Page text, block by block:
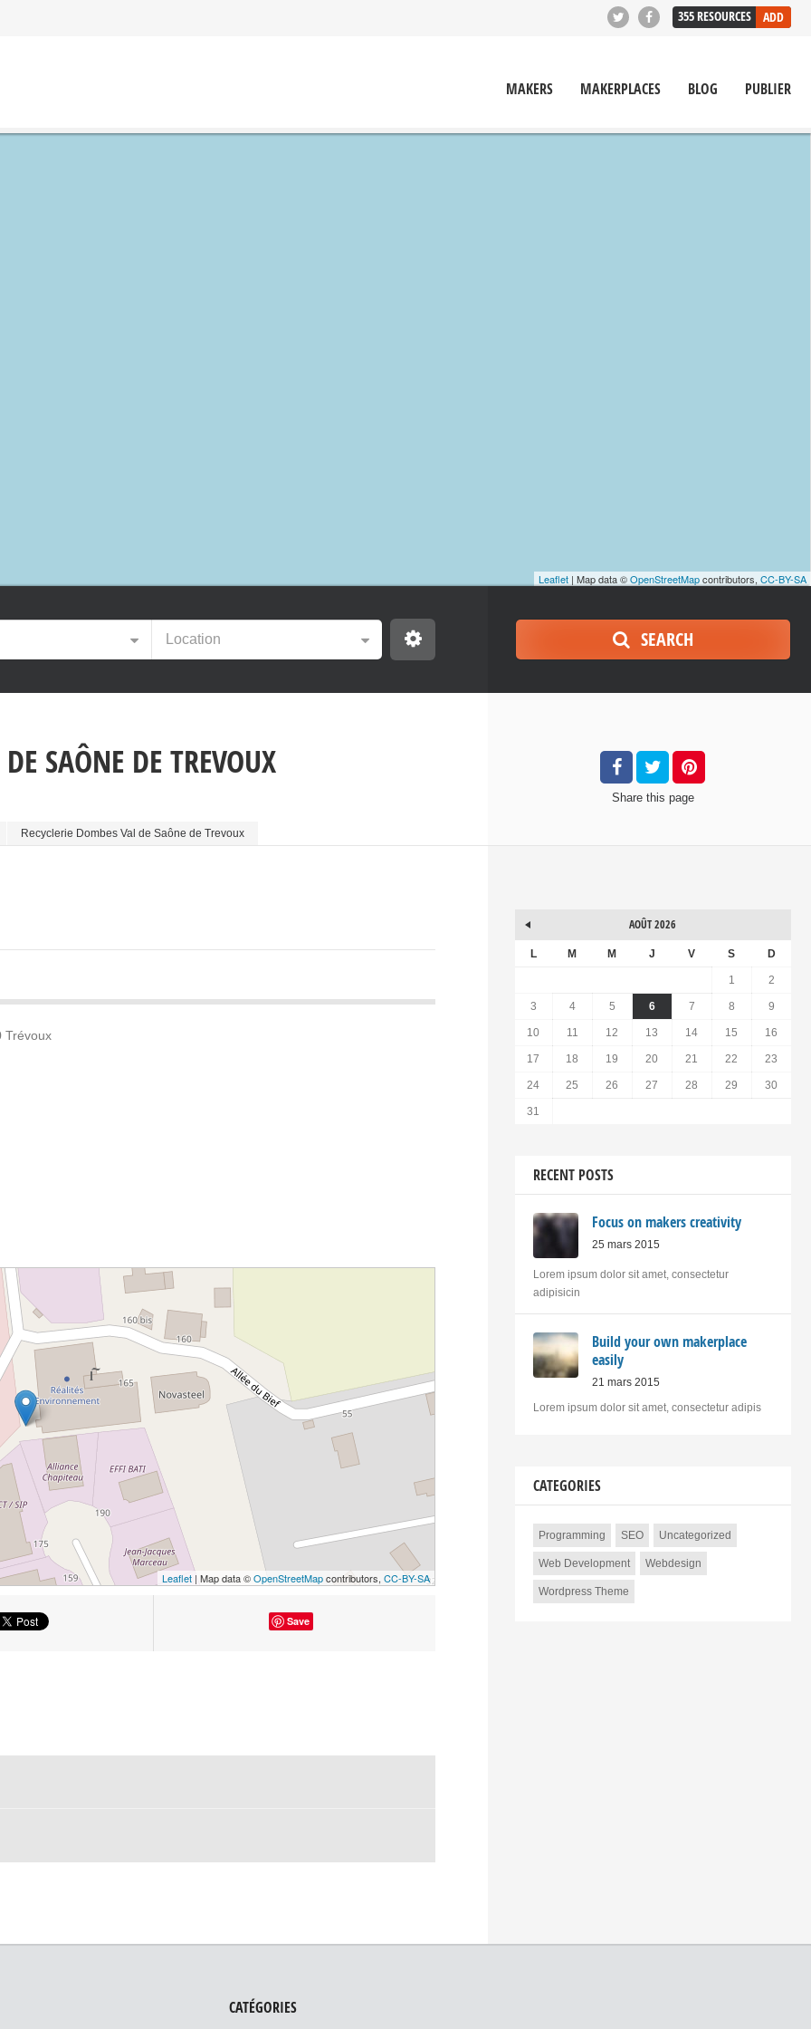
355RESOURCES ADD
MAKERS MAKERPLACES BLOG PUBLIER
Leaflet | Map data ©OpenStreetMapcontributors, CC-BY-SA
Location SEARCH
SAÔNE DE TREVOUX
Recyclerie Dombes Val de Saône de Trevoux
Share this page
Trévoux
Leaflet | Map data ©OpenStreetMapcontributors,CC-BY-SA
Save
AOÛT 2026
L M M J V S D
1 2
3 4 5 6 7 8 9
10 11 12 13 14 15 16
17 18 19 20 21 22 23
24 25 26 27 28 29 30
31
RECENT POSTS
Focus on makers creativity
25 mars 2015
Lorem ipsum dolor sit amet, consectetur
adipisicin
Build your own makerplace
easily
21 mars 2015
Lorem ipsum dolor sit amet, consectetur adipis
CATEGORIES
Programming SEO Uncategorized
Web Development Webdesign
Wordpress Theme
CATÉGORIES